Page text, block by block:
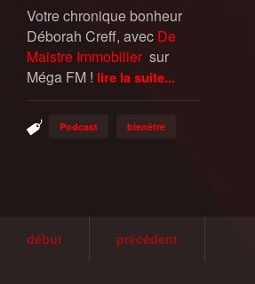
Votre chronique bonheur
Déborah Creff, avec De
Maistre Immobilier sur
Méga FM ! lire la suite...
Podcast bienêtre
début précédent